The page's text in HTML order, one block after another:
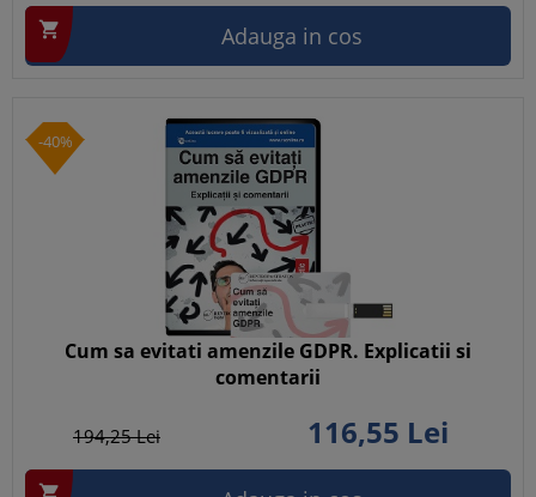
 Adauga in cos
-40%
Cum sa evitati amenzile GDPR. Explicatii si
comentarii
194,25Lei 116,55 Lei